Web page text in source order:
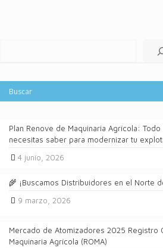
Plan Renove de Maquinaria Agrícola:
necesitas saber para modernizar tu
4 junio, 2026
🌾 ¡Buscamos Distribuidores en el Norte
9 marzo, 2026
Mercado de Atomizadores 2025 Registro
Maquinaria Agrícola (ROMA)